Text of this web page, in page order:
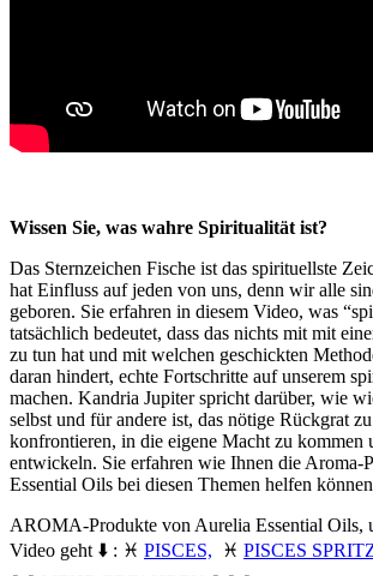
Wissen Sie, was wahre Spiritualität ist?
Das Sternzeichen Fische ist das spirituellste
hat Einfluss auf jeden von uns, denn wir alle
geboren. Sie erfahren in diesem Video, was
tatsächlich bedeutet, dass das nichts mit mit
zu tun hat und mit welchen geschickten
daran hindert, echte Fortschritte auf unserem
machen. Kandria Jupiter spricht darüber, wie
selbst und für andere ist, das nötige Rückgrat
konfrontieren, in die eigene Macht zu kommen
entwickeln. Sie erfahren wie Ihnen die Aroma-
Essential Oils bei diesen Themen helfen
AROMA-Produkte von Aurelia Essential Oils,
Video geht ⬇️ : ♓️ PISCES, ♓️ PISCES